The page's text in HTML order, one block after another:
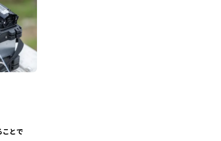
ことで